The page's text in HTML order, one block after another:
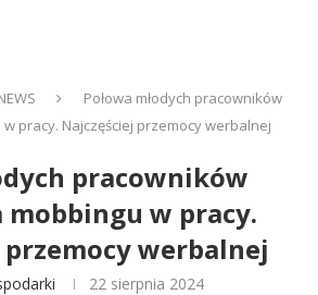
Połowa młodych pracowników
pracy. Najczęściej przemocy werbalnej
pracowników
mobbingu w pracy.
werbalnej
22 sierpnia 2024